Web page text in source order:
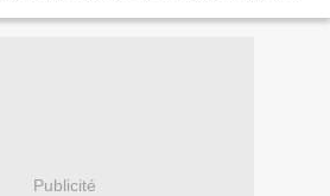
Publicité